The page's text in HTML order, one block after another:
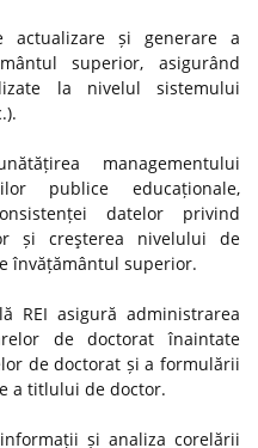
actualizare și generare a
superior, asigurând
la nivelul sistemului
managementului
publice educaționale,
datelor privind
și creşterea nivelului de
învățământul superior.
REI asigură administrarea
de doctorat înaintate
de doctorat și a formulării
a titlului de doctor.
și analiza corelării